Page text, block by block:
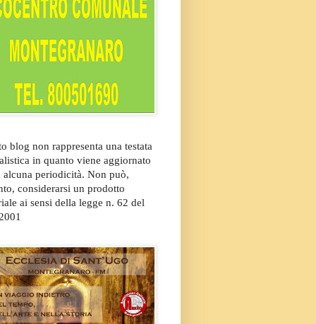
blog non rappresenta una testata
in quanto viene aggiornato
alcuna periodicità. Non può,
considerarsi un prodotto
ai sensi della legge n. 62 del